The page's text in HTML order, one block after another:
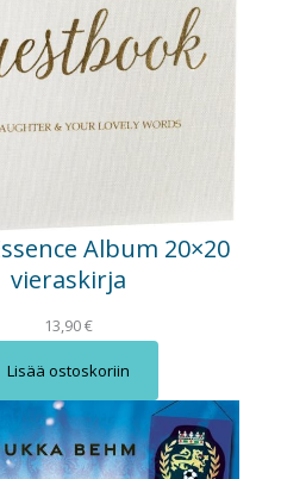
Album 20×20
vieraskirja
13,90€
Lisää ostoskoriin